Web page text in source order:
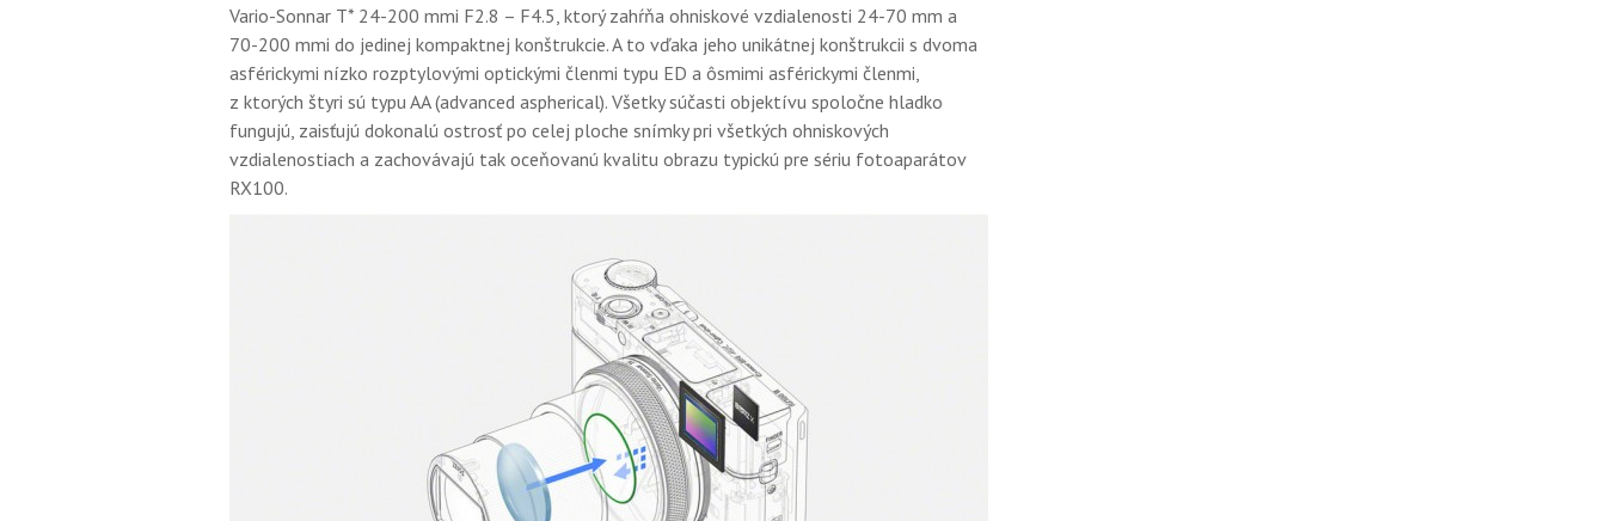
Vario-Sonnar T* 24-200 mmi F2.8 – F4.5, ktorý zahŕňa ohniskové vzdialenosti 24-70 mm a
70-200 mmi do jedinej kompaktnej konštrukcie. A to vďaka jeho unikátnej konštrukcii s dvoma
asférickymi nízko rozptylovými optickými členmi typu ED a ôsmimi asférickymi členmi,
z ktorých štyri sú typu AA (advanced aspherical). Všetky súčasti objektívu spoločne hladko
fungujú, zaisťujú dokonalú ostrosť po celej ploche snímky pri všetkých ohniskových
vzdialenostiach a zachovávajú tak oceňovanú kvalitu obrazu typickú pre sériu fotoaparátov
RX100.